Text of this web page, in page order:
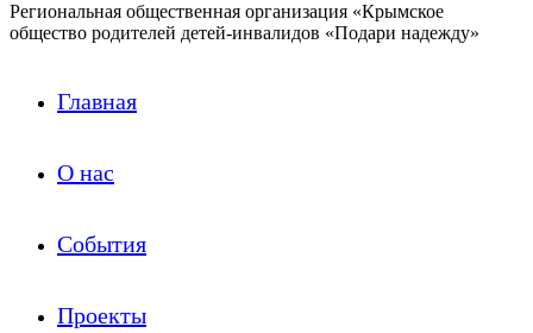
Региональная общественная организация «Крымское
общество родителей детей-инвалидов «Подари надежду»
Главная
О нас
События
Проекты